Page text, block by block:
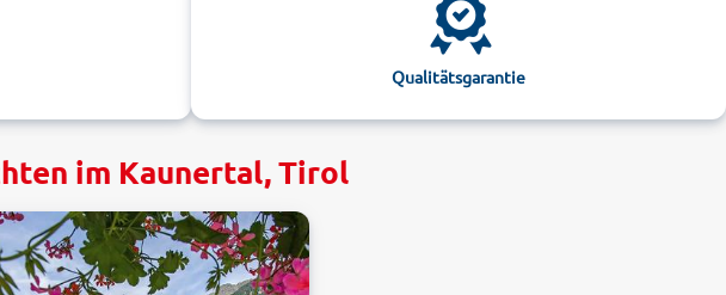
Qualitätsgarantie
im Kaunertal, Tirol